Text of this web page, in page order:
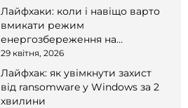
Лайфхаки: коли і навіщо варто
вмикати режим
енергозбереження на
смартфоні
29 квітня, 2026
Лайфхак: як увімкнути захист
від ransomware у Windows за 2
хвилини